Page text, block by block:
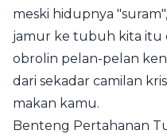
meski hidupnya
jamur ke tubuh kita itu
obrolin pelan-pelan
dari sekadar camilan
makan kamu.
Benteng Pertahanan